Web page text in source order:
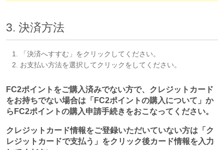
3. 決済方法
「決済へすすむ」をクリックしてください。
お支払い方法を選択してクリックをしてください。
FC2ポイントをご購入済みでない方で、クレジットカード
をお持ちでない場合は「FC2ポイントの購入について」か
らFC2ポイントの購入申請手続きをおこなってください。
クレジットカード情報をご登録いただいていない方は「ク
レジットカードで支払う」をクリック後カード情報を入力